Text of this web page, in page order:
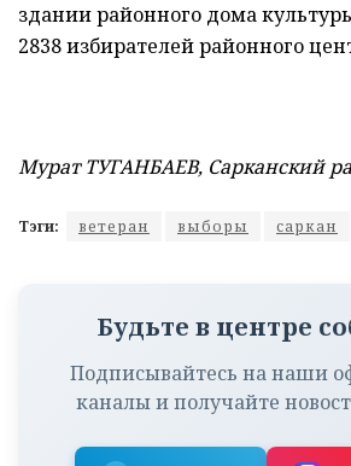
здании районного дома
2838 избирателей районного
Мурат ТУГАНБАЕВ, Сарканский
Тэги: ветеран выборы саркан
Будьте в центре
Подписывайтесь на наши
каналы и получайте